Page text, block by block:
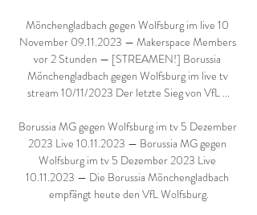
Mönchengladbach gegen Wolfsburg im live 10
November 09.11.2023 — Makerspace Members
vor 2 Stunden — [STREAMEN!] Borussia
Mönchengladbach gegen Wolfsburg im live tv
stream 10/11/2023 Der letzte Sieg von VfL ...
Borussia MG gegen Wolfsburg im tv 5 Dezember
2023 Live 10.11.2023 — Borussia MG gegen
Wolfsburg im tv 5 Dezember 2023 Live
10.11.2023 — Die Borussia Mönchengladbach
empfängt heute den VfL Wolfsburg.